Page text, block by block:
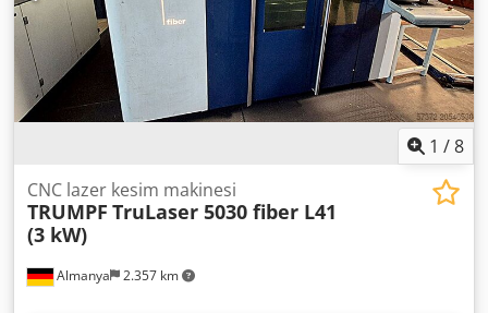
alınarak verilmiştir. Dokümantasyon mevcut. Yerinde
inceleme mümkündür. Ocak 2027'den itibaren
muhtemelen kullanılabilir. Dkjdpfxsx Tumxe Afger
1 /8
Almanya 2.357 km
CNC lazer kesim makinesi
TRUMPF TruLaser 5030 fiber L41
(3 kW)